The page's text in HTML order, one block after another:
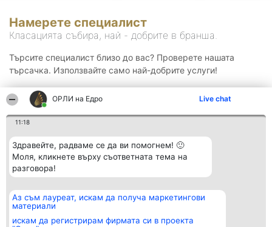
ОРЛИ на Едро Live chat
11:18
Здравейте, радваме се да ви помогнем! 🙂
Моля, кликнете върху съответната тема на
разговора!
Аз съм лауреат, искам да получа маркетингови
материали
искам да регистрирам фирмата си в проекта
Намерете специалист
Класацията събира, най - добрите в бранша.
Търсите специалист близо до вас? Проверете нашата
търсачка. Използвайте само най-добрите услуги!
Организатор на
класиране
BulevardulAleea Timișul De
Класация
всички
Контакти